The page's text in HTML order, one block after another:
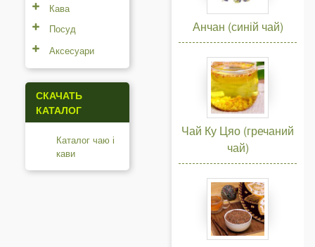
Кава
Посуд
Аксесуари
СКАЧАТЬ
КАТАЛОГ
Каталог чаю і
кави
Анчан (синій чай)
Чай Ку Цяо (гречаний
чай)